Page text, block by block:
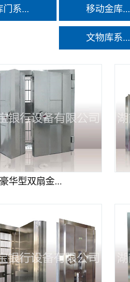
门系... 移动金库...
文物库系...
豪华型双扇金...